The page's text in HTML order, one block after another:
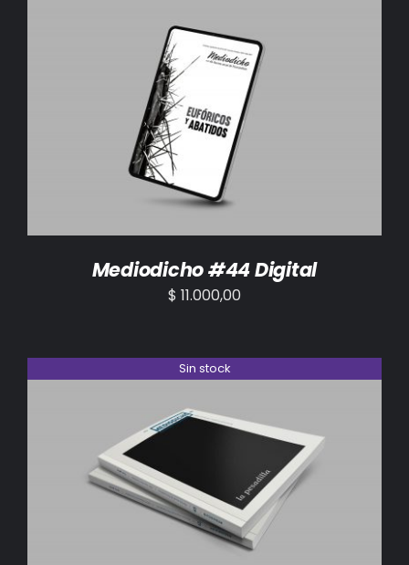
AÑADIR AL CARRITO /
Mediodicho #44 Digital
$ 11.000,00
Sin stock
DETALLES